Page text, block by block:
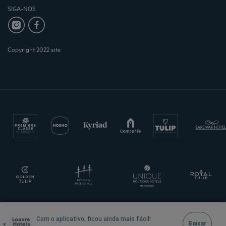
SIGA-NOS
Copyright 2022 site
× Com o aplicativo, ficou ainda mais fácil!
Baixar